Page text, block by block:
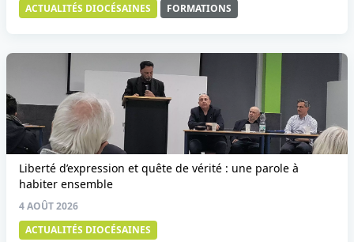
ACTUALITÉS DIOCÉSAINES
FORMATIONS
Liberté d’expression et quête de vérité : une parole à
habiter ensemble
4 AOÛT 2026
ACTUALITÉS DIOCÉSAINES